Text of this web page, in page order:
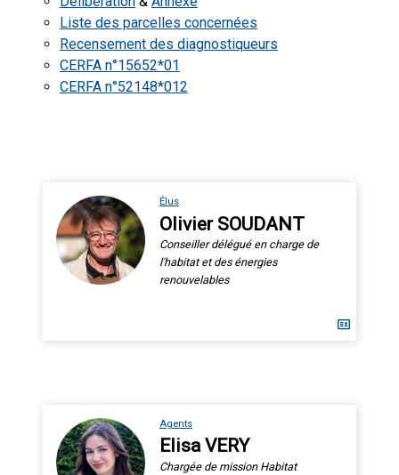
Liste des parcelles concernées
Recensement des diagnostiqueurs
CERFA n°15652*01
CERFA n°52148*012
Élus
Olivier SOUDANT
Conseiller délégué en charge de
l'habitat et des énergies
renouvelables
Agents
Elisa VERY
Chargée de mission Habitat